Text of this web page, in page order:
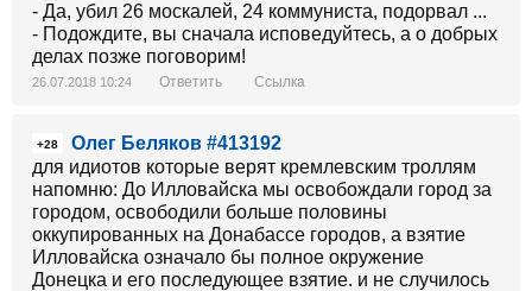
- Да, убил 26 москалей, 24 коммуниста, подорвал ...
- Подождите, вы сначала исповедуйтесь, а о добрых
делах позже поговорим!
26.07.2018 10:24 Ответить Ссылка
+28
Олег Беляков #413192
для идиотов которые верят кремлевским троллям
напомню: До Илловайска мы освобождали город за
городом, освободили больше половины
оккупированных на Донабассе городов, а взятие
Илловайска означало бы полное окружение
Донецка и его последующее взятие. и не случилось